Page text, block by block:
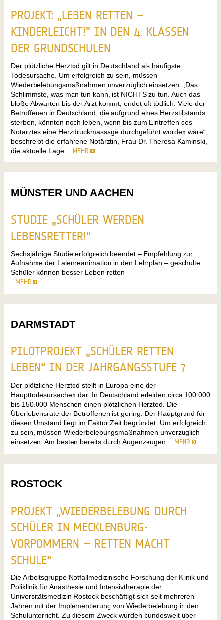
PROJEKT: „LEBEN RETTEN –
KINDERLEICHT!” IN DEN 4. KLASSEN
DER GRUNDSCHULEN
Der plötzliche Herztod gilt in Deutschland als häufigste
Todesursache. Um erfolgreich zu sein, müssen
Wiederbelebungsmaßnahmen unverzüglich einsetzen. „Das
Schlimmste, was man tun kann, ist NICHTS zu tun. Auch das
bloße Abwarten bis der Arzt kommt, endet oft tödlich. Viele der
Betroffenen in Deutschland, die aufgrund eines Herzstillstands
sterben, könnten noch leben, wenn bis zum Eintreffen des
Notarztes eine Herzdruckmassage durchgeführt worden wäre“,
beschreibt die erfahrene Notärztin, Frau Dr. Theresa Kaminski,
die aktuelle Lage.
…MEHR
MÜNSTER UND AACHEN
STUDIE „SCHÜLER WERDEN
LEBENSRETTER!”
Sechsjährige Studie erfolgreich beendet – Empfehlung zur
Aufnahme der Laienreanimation in den Lehrplan – geschulte
Schüler können besser Leben retten
…MEHR
DARMSTADT
PILOTPROJEKT „SCHÜLER RETTEN
LEBEN“ IN DER JAHRGANGSSTUFE 7
Der plötzliche Herztod stellt in Europa eine der
Haupttodesursachen dar. In Deutschland erleiden circa 100.000
bis 150.000 Menschen einen plötzlichen Herztod. Die
Überlebensrate der Betroffenen ist gering. Der Hauptgrund für
diesen Umstand liegt im Faktor Zeit begründet. Um erfolgreich
zu sein, müssen Wiederbelebungsmaßnahmen unverzüglich
einsetzen. Am besten bereits durch Augenzeugen.
…MEHR
ROSTOCK
PROJEKT „WIEDERBELEBUNG DURCH
SCHÜLER IN MECKLENBURG-
VORPOMMERN – RETTEN MACHT
SCHULE“
Die Arbeitsgruppe Notfallmedizinische Forschung der Klinik und
Poliklinik für Anästhesie und Intensivtherapie der
Universitätsmedizin Rostock beschäftigt sich seit mehreren
Jahren mit der Implementierung von Wiederbelebung in den
Schulunterricht. Zu diesem Zweck wurden bundesweit über